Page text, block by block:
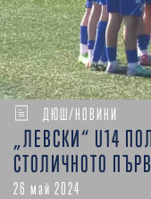
ДЮШ/НОВИНИ
„ЛЕВСКИ“ U14
СТОЛИЧНОТО
26 май 2024